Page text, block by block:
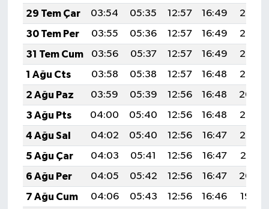
29 Tem Çar
03:54 05:35 12:57 16:49
20:08
30 Tem Per
03:55 05:36 12:57 16:49
20:07
31 Tem Cum
03:56 05:37 12:57 16:49
20:06
1 Ağu Cts
03:58 05:38 12:57 16:48
20:05
2 Ağu Paz
03:59 05:39 12:56 16:48
20:04
3 Ağu Pts
04:00 05:40 12:56 16:48
20:03
4 Ağu Sal
04:02 05:40 12:56 16:47
20:02
5 Ağu Çar
04:03 05:41 12:56 16:47
20:01
6 Ağu Per
04:05 05:42 12:56 16:47
20:00
7 Ağu Cum
04:06 05:43 12:56 16:46
19:59